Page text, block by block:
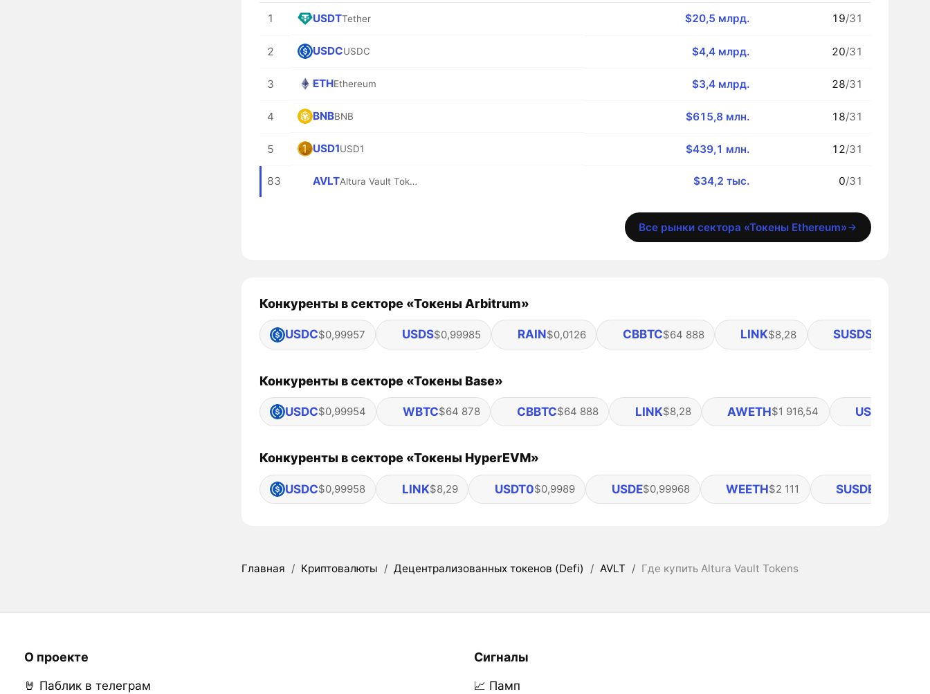
1 USDTTether $20,5 млрд. 19/31
2 USDCUSDC $4,4 млрд. 20/31
3 ETHEthereum $3,4 млрд. 28/31
4 BNBBNB $615,8 млн. 18/31
5 USD1USD1 $439,1 млн. 12/31
83 AVLT Altura Vault Tokens $34,2 тыс. 0/31
Все рынки сектора «Токены Ethereum»
Конкуренты в секторе «Токены Arbitrum»
USDC$0,99957 USDS$0,99985 RAIN$0,0126 CBBTC$64 888 LINK$8,28 SUSDS
Конкуренты в секторе «Токены Base»
USDC$0,99954 WBTC$64 878 CBBTC$64 888 LINK$8,28 AWETH$1 916,54 USDE
Конкуренты в секторе «Токены HyperEVM»
USDC$0,99958 LINK$8,29 USDT0$0,9989 USDE$0,99968 WEETH$2 111 SUSDE
Главная / Криптовалюты / Децентрализованных токенов (Defi) / AVLT / Где купить Altura Vault Tokens
О проекте
🤘 Паблик в телеграм
Сигналы
📈 Памп